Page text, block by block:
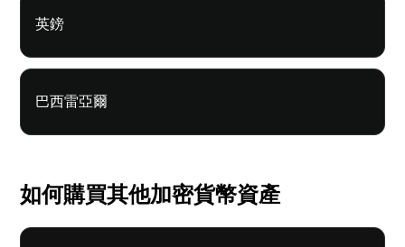
英鎊
巴西雷亞爾
如何購買其他加密貨幣資產